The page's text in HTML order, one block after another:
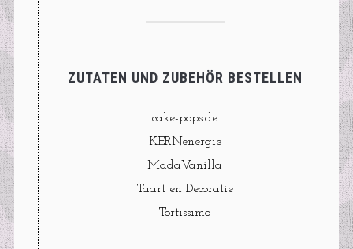
ZUTATEN UND ZUBEHÖR BESTELLEN
cake-pops.de
KERNenergie
MadaVanilla
Taart en Decoratie
Tortissimo